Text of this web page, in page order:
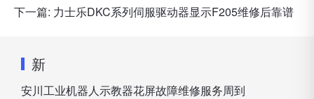
下一篇: 力士乐DKC系列伺服驱动器显示F205维修后靠谱
新
安川工业机器人示教器花屏故障维修服务周到